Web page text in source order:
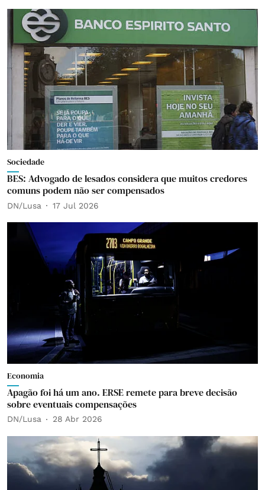
Sociedade
BES: Advogado de lesados considera que muitos credores
comuns podem não ser compensados
DN/Lusa 17 Jul 2026
Economia
Apagão foi há um ano. ERSE remete para breve decisão
sobre eventuais compensações
DN/Lusa 28 Abr 2026